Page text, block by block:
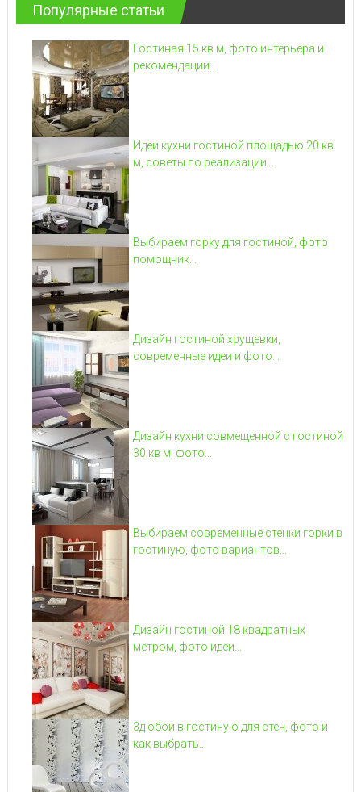
Популярные статьи
Гостиная 15 кв м, фото интерьера и
рекомендации...
Идеи кухни гостиной площадью 20 кв
м, советы по реализации...
Выбираем горку для гостиной, фото
помощник...
Дизайн гостиной хрущевки,
современные идеи и фото...
Дизайн кухни совмещенной с гостиной
30 кв м, фото...
Выбираем современные стенки горки в
гостиную, фото вариантов...
Дизайн гостиной 18 квадратных
метром, фото идеи...
3д обои в гостиную для стен, фото и
как выбрать...